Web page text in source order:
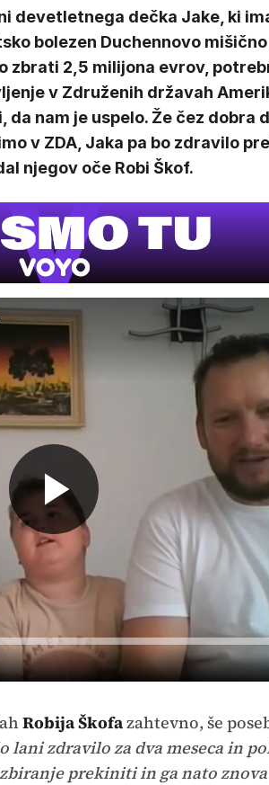
devetletnega dečka Jake, ki
bolezen Duchennovo
zbrati 2,5 milijona evrov,
v Združenih državah
da nam je uspelo. Že čez dobra
v ZDA, Jaka pa bo zdravilo
njegov oče Robi Škof.
Predvajaj
Robija Škofazahtevno, še
lani zdravilo za dva meseca in
prekiniti in ga nato